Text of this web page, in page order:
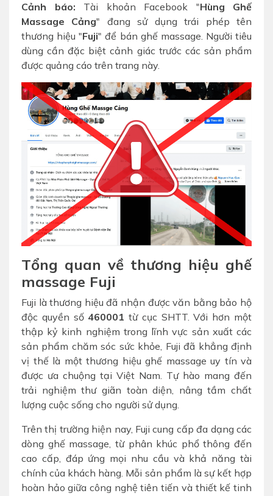
Cảnh báo: Tài khoản Facebook "Hùng Ghế
Massage Cảng" đang sử dụng trái phép tên
thương hiệu "Fuji" để bán ghế massage. Người tiêu
dùng cần đặc biệt cảnh giác trước các sản phẩm
được quảng cáo trên trang này.
Tổng quan về thương hiệu ghế
massage Fuji
Fuji là thương hiệu đã nhận được văn bằng bảo hộ
độc quyền số 460001 từ cục SHTT. Với hơn một
thập kỷ kinh nghiệm trong lĩnh vực sản xuất các
sản phẩm chăm sóc sức khỏe, Fuji đã khẳng định
vị thế là một thương hiệu ghế massage uy tín và
được ưa chuộng tại Việt Nam. Tự hào mang đến
trải nghiệm thư giãn toàn diện, nâng tầm chất
lượng cuộc sống cho người sử dụng.
Trên thị trường hiện nay, Fuji cung cấp đa dạng các
dòng ghế massage, từ phân khúc phổ thông đến
cao cấp, đáp ứng mọi nhu cầu và khả năng tài
chính của khách hàng. Mỗi sản phẩm là sự kết hợp
hoàn hảo giữa công nghệ tiên tiến và thiết kế tinh